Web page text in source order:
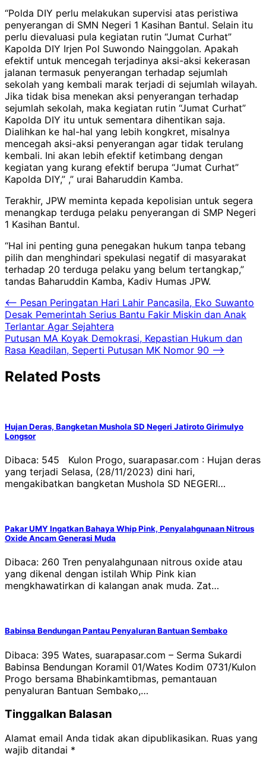
“Polda DIY perlu melakukan supervisi atas peristiwa
penyerangan di SMN Negeri 1 Kasihan Bantul. Selain itu
perlu dievaluasi pula kegiatan rutin “Jumat Curhat”
Kapolda DIY Irjen Pol Suwondo Nainggolan. Apakah
efektif untuk mencegah terjadinya aksi-aksi kekerasan
jalanan termasuk penyerangan terhadap sejumlah
sekolah yang kembali marak terjadi di sejumlah wilayah.
Jika tidak bisa menekan aksi penyerangan terhadap
sejumlah sekolah, maka kegiatan rutin “Jumat Curhat”
Kapolda DIY itu untuk sementara dihentikan saja.
Dialihkan ke hal-hal yang lebih kongkret, misalnya
mencegah aksi-aksi penyerangan agar tidak terulang
kembali. Ini akan lebih efektif ketimbang dengan
kegiatan yang kurang efektif berupa “Jumat Curhat”
Kapolda DIY,” ,” urai Baharuddin Kamba.
Terakhir, JPW meminta kepada kepolisian untuk segera
menangkap terduga pelaku penyerangan di SMP Negeri
1 Kasihan Bantul.
“Hal ini penting guna penegakan hukum tanpa tebang
pilih dan menghindari spekulasi negatif di masyarakat
terhadap 20 terduga pelaku yang belum tertangkap,”
tandas Baharuddin Kamba, Kadiv Humas JPW.
Navigasi
pos
⟵ Pesan Peringatan Hari Lahir Pancasila, Eko Suwanto
Desak Pemerintah Serius Bantu Fakir Miskin dan Anak
Terlantar Agar Sejahtera
Putusan MA Koyak Demokrasi, Kepastian Hukum dan
Rasa Keadilan, Seperti Putusan MK Nomor 90 ⟶
Related Posts
Hujan Deras, Bangketan Mushola SD Negeri Jatiroto Girimulyo
Longsor
Dibaca: 545 Kulon Progo, suarapasar.com : Hujan deras
yang terjadi Selasa, (28/11/2023) dini hari,
mengakibatkan bangketan Mushola SD NEGERI…
Pakar UMY Ingatkan Bahaya Whip Pink, Penyalahgunaan Nitrous
Oxide Ancam Generasi Muda
Dibaca: 260 Tren penyalahgunaan nitrous oxide atau
yang dikenal dengan istilah Whip Pink kian
mengkhawatirkan di kalangan anak muda. Zat…
Babinsa Bendungan Pantau Penyaluran Bantuan Sembako
Dibaca: 395 Wates, suarapasar.com – Serma Sukardi
Babinsa Bendungan Koramil 01/Wates Kodim 0731/Kulon
Progo bersama Bhabinkamtibmas, pemantauan
penyaluran Bantuan Sembako,…
Tinggalkan Balasan
Alamat email Anda tidak akan dipublikasikan. Ruas yang
wajib ditandai *